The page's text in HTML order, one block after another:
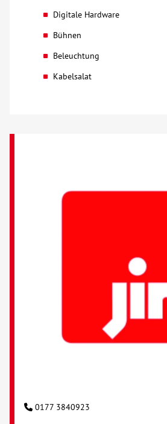
Digitale Hardware
Bühnen
Beleuchtung
Kabelsalat
0177 3840923